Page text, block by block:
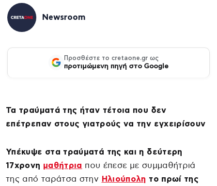
Newsroom
Προσθέστε το cretaone.gr ως
προτιμώμενη πηγή στο Google
Τα τραύματά της ήταν τέτοια που δεν
επέτρεπαν στους γιατρούς να την εγχειρίσουν
Υπέκυψε στα τραύματά της και η δεύτερη
17χρονη μαθήτρια που έπεσε με συμμαθήτριά
της από ταράτσα στην Ηλιούπολη το πρωί της